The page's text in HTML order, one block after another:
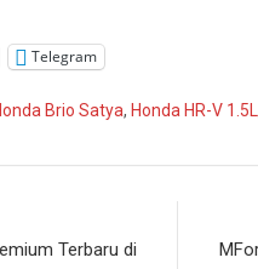
Telegram
Brio Satya, Honda HR-V 1.5L
Terbaru di